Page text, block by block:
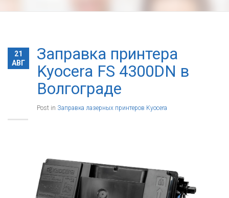
21
АВГ
Заправка принтера
Kyocera FS 4300DN в
Волгограде
Post in Заправка лазерных принтеров Kyocera